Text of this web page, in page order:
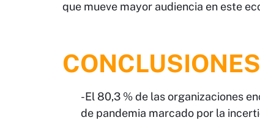
que mueve mayor audiencia en este
-El 80,3 % de las organizaciones
de pandemia marcado por la